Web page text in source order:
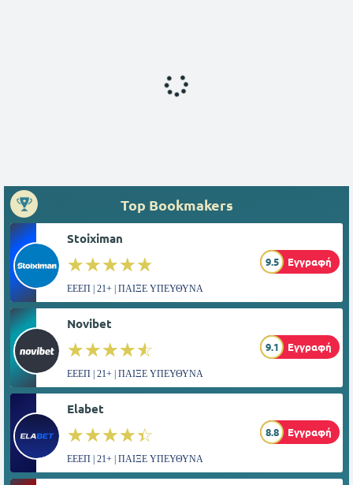
Top Bookmakers
Stoiximan
☆☆☆☆☆
★★★★★ 9.5 Εγγραφή
ΕΕΕΠ | 21+ | ΠΑΙΞΕ ΥΠΕΥΘΥΝΑ
Novibet
☆☆☆☆☆
★★★★★ 9.1 Εγγραφή
ΕΕΕΠ | 21+ | ΠΑΙΞΕ ΥΠΕΥΘΥΝΑ
Elabet
☆☆☆☆☆
★★★★★ 8.8 Εγγραφή
ΕΕΕΠ | 21+ | ΠΑΙΞΕ ΥΠΕΥΘΥΝΑ